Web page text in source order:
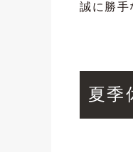
誠に勝手
夏季